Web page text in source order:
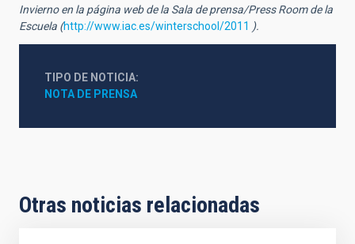
Invierno en la página web de la Sala de prensa/Press Room de la
Escuela (http://www.iac.es/winterschool/2011 ).
TIPO DE NOTICIA
NOTA DE PRENSA
Otras noticias relacionadas